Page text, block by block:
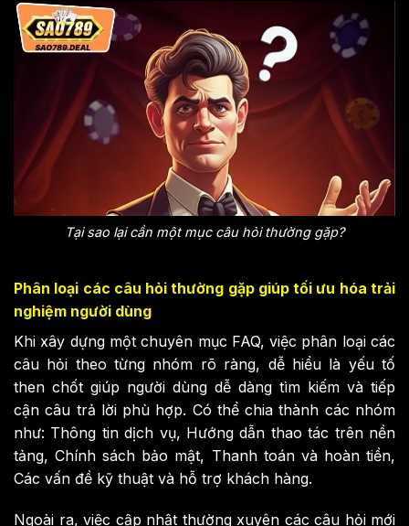
Tại sao lại cần một mục câu hỏi thường gặp?
Phân loại các câu hỏi thường gặp giúp tối ưu hóa trải
nghiệm người dùng
Khi xây dựng một chuyên mục FAQ, việc phân loại các
câu hỏi theo từng nhóm rõ ràng, dễ hiểu là yếu tố
then chốt giúp người dùng dễ dàng tìm kiếm và tiếp
cận câu trả lời phù hợp. Có thể chia thành các nhóm
như: Thông tin dịch vụ, Hướng dẫn thao tác trên nền
tảng, Chính sách bảo mật, Thanh toán và hoàn tiền,
Các vấn đề kỹ thuật và hỗ trợ khách hàng.
Ngoài ra, việc cập nhật thường xuyên các câu hỏi mới